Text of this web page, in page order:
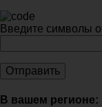
Введите символы
В вашем регионе: